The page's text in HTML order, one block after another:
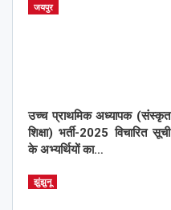
जयपुर
उच्च प्राथमिक अध्यापक (संस्कृत
शिक्षा) भर्ती-2025 विचारित सूची
के अभ्यर्थियों का…
झुंझुनू